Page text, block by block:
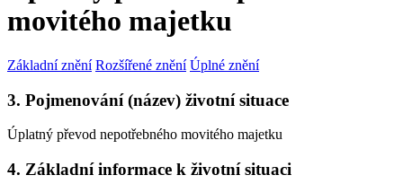
movitého majetku
Základní znění Rozšířené znění Úplné znění
3. Pojmenování (název) životní situace
Úplatný převod nepotřebného movitého majetku
4. Základní informace k životní situaci